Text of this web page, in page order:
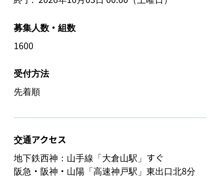
募集人数・組数
1600
受付方法
先着順
交通アクセス
地下鉄西神：山手線「大倉山駅」すぐ
阪急・阪神・山陽「高速神戸駅」東出口北8分